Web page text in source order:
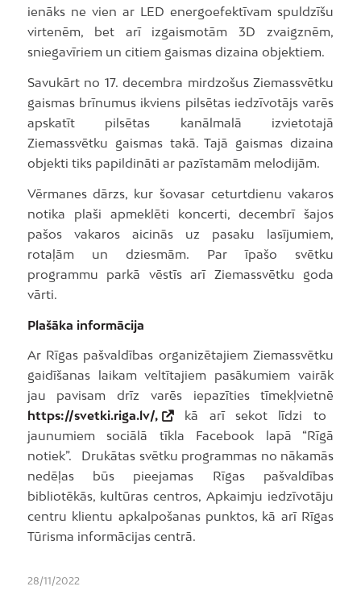
ienāks ne vien ar LED energoefektīvam spuldzīšu
virtenēm, bet arī izgaismotām 3D zvaigznēm,
sniegavīriem un citiem gaismas dizaina objektiem.
Savukārt no 17. decembra mirdzošus Ziemassvētku
gaismas brīnumus ikviens pilsētas iedzīvotājs varēs
apskatīt pilsētas kanālmalā izvietotajā
Ziemassvētku gaismas takā. Tajā gaismas dizaina
objekti tiks papildināti ar pazīstamām melodijām.
Vērmanes dārzs, kur šovasar ceturtdienu vakaros
notika plaši apmeklēti koncerti, decembrī šajos
pašos vakaros aicinās uz pasaku lasījumiem,
rotaļām un dziesmām. Par īpašo svētku
programmu parkā vēstīs arī Ziemassvētku goda
vārti.
Plašāka informācija
Ar Rīgas pašvaldības organizētajiem Ziemassvētku
gaidīšanas laikam veltītajiem pasākumiem vairāk
jau pavisam drīz varēs iepazīties tīmekļvietnē
https://svetki.riga.lv/,
kā arī sekot līdzi to
jaunumiem sociālā tīkla Facebook lapā “Rīgā
notiek”. Drukātas svētku programmas no nākamās
nedēļas būs pieejamas Rīgas pašvaldības
bibliotēkās, kultūras centros, Apkaimju iedzīvotāju
centru klientu apkalpošanas punktos, kā arī Rīgas
Tūrisma informācijas centrā.
28/11/2022